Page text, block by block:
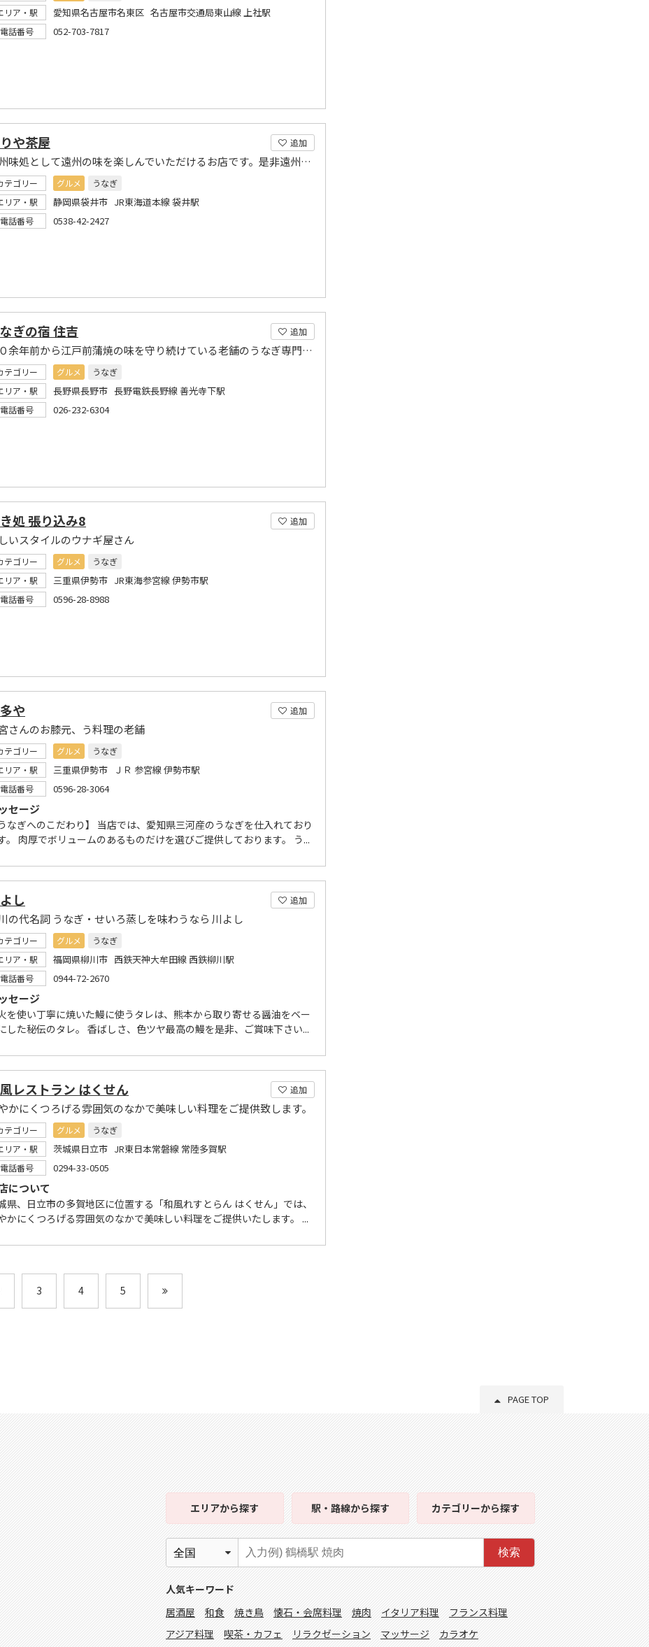
リア・駅
愛知県名古屋市名東区 名古屋市交通局東山線 上社駅
電話番号 052-703-7817
追加
や茶屋
遠州味処として遠州の味を楽しんでいただけるお店です。是非遠州の山海の味をご賞味下さい。
テゴリー グルメ
うなぎ
リア・駅
静岡県袋井市 JR東海道本線 袋井駅
電話番号 0538-42-2427
追加
ぎの宿 住吉
５０余年前から江戸前蒲焼の味を守り続けている老舗のうなぎ専門店。
テゴリー グルメ
うなぎ
リア・駅
長野県長野市 長野電鉄長野線 善光寺下駅
電話番号 026-232-6304
追加
処 張り込み8
いスタイルのウナギ屋さん
テゴリー グルメ
うなぎ
リア・駅
三重県伊勢市 JR東海参宮線 伊勢市駅
電話番号 0596-28-8988
追加
や
さんのお膝元、う料理の老舗
テゴリー グルメ
うなぎ
リア・駅
三重県伊勢市 ＪＲ 参宮線 伊勢市駅
電話番号 0596-28-3064
セージ
うなぎへのこだわり】 当店では、愛知県三河産のうなぎを仕入れており
。 肉厚でボリュームのあるものだけを選びご提供しております。 う...
追加
し
の代名詞 うなぎ・せいろ蒸しを味わうなら 川よし
テゴリー グルメ
うなぎ
リア・駅
福岡県柳川市 西鉄天神大牟田線 西鉄柳川駅
電話番号 0944-72-2670
セージ
を使い丁寧に焼いた鰻に使うタレは、熊本から取り寄せる醤油をベー
した秘伝のタレ。 香ばしさ、色ツヤ最高の鰻を是非、ご賞味下さい...
追加
レストラン はくせん
かにくつろげる雰囲気のなかで美味しい料理をご提供致します。
テゴリー グルメ
うなぎ
リア・駅
茨城県日立市 JR東日本常磐線 常陸多賀駅
電話番号 0294-33-0505
について
県、日立市の多賀地区に位置する「和風れすとらん はくせん」では、
かにくつろげる雰囲気のなかで美味しい料理をご提供いたします。 ...
3 4 5
PAGE TOP
エリアから探す 駅・路線から探す カテゴリーから探す
検索
人気キーワード
居酒屋
和食 焼き鳥 懐石・会席料理 焼肉 イタリア料理
フランス料理
アジア料理
喫茶・カフェ リラクゼーション マッサージ カラオケ